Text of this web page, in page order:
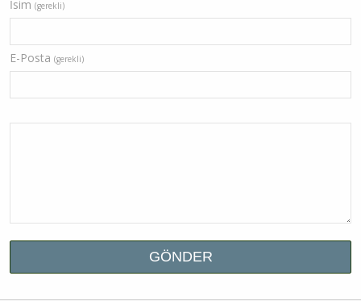
İsim (gerekli)
E-Posta (gerekli)